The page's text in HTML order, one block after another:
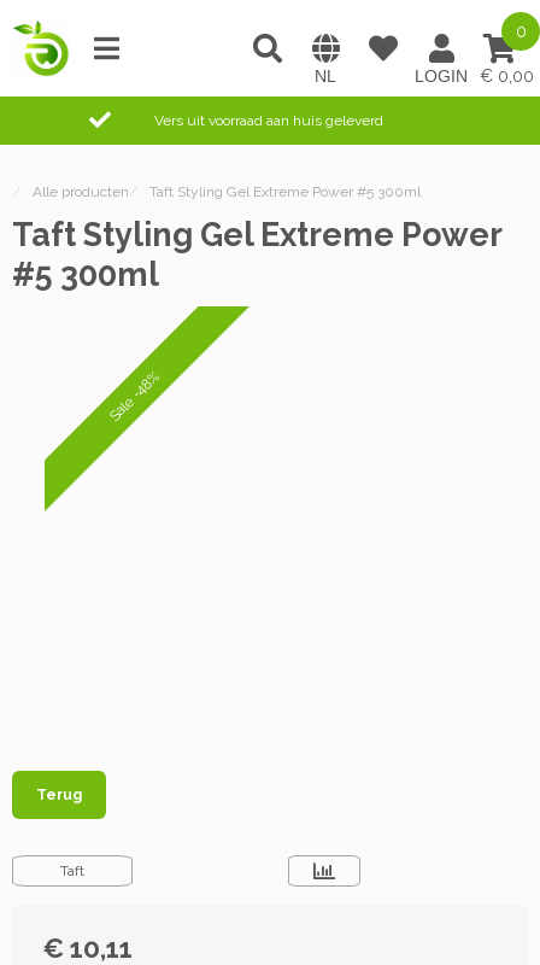
0,00
0
Vers uit voorraad aan huis geleverd
/ Alle producten / Taft Styling Gel Extreme Power #5 300ml
Taft Styling Gel Extreme Power
#5 300ml
Sale -48%
Terug
Taft
€ 10,11